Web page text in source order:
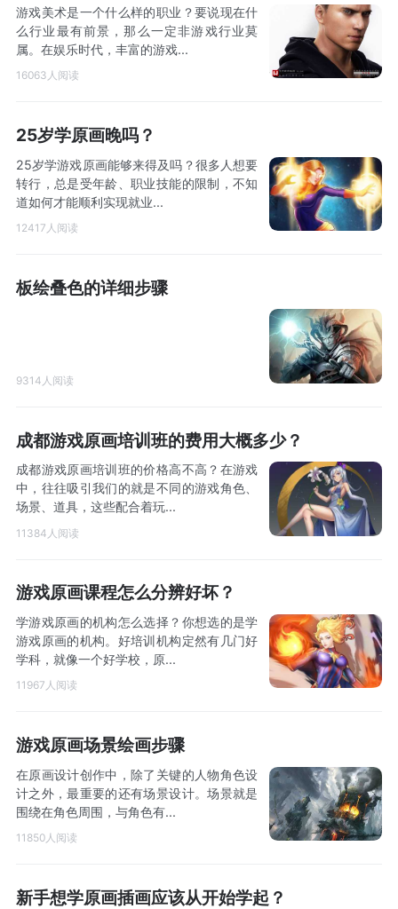
游戏美术是一个什么样的职业？要说现在什
么行业最有前景，那么一定非游戏行业莫
属。在娱乐时代，丰富的游戏...
16063人阅读
25岁学原画晚吗？
25岁学游戏原画能够来得及吗？很多人想要
转行，总是受年龄、职业技能的限制，不知
道如何才能顺利实现就业...
12417人阅读
板绘叠色的详细步骤
9314人阅读
成都游戏原画培训班的费用大概多少？
成都游戏原画培训班的价格高不高？在游戏
中，往往吸引我们的就是不同的游戏角色、
场景、道具，这些配合着玩...
11384人阅读
游戏原画课程怎么分辨好坏？
学游戏原画的机构怎么选择？你想选的是学
游戏原画的机构。好培训机构定然有几门好
学科，就像一个好学校，原...
11967人阅读
游戏原画场景绘画步骤
在原画设计创作中，除了关键的人物角色设
计之外，最重要的还有场景设计。场景就是
围绕在角色周围，与角色有...
11850人阅读
新手想学原画插画应该从开始学起？